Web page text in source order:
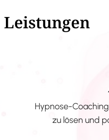
Hypnose-
zu lösen und